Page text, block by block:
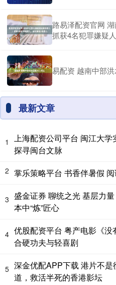
路易泽配资官网
抓获4名犯罪嫌疑
易配资 越南中部
最新文章
1
上海配资公司平台 闽江大
探寻闽台文脉
2 掌乐策略平台 书香伴暑假
3 盛金证券 聊统之光 基层力
本中“炼”匠心
4 优股配资平台 粤产电影《
合硬功夫与轻喜剧
5 深金优配APP下载 港片不
道，救活半死的香港影坛